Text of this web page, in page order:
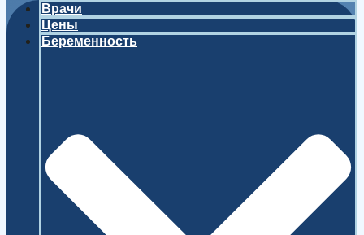
Врачи
Цены
Беременность